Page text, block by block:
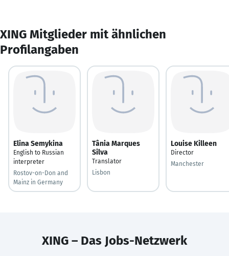
XING Mitglieder mit ähnlichen
Profilangaben
Elina Semykina
English to Russian
interpreter
Rostov-on-Don and
Mainz in Germany
Tânia Marques
Silva
Translator
Lisbon
Louise Killeen
Director
Manchester
XING – Das Jobs-Netzwerk